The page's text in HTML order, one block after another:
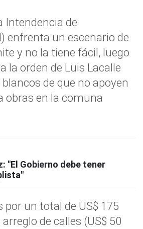
Intendencia de
enfrenta un escenario de
y no la tiene fácil, luego
la orden de Luis Lacalle
de que no apoyen
obras en la comuna
"El Gobierno debe tener
por un total de US$ 175
de calles (US$ 50